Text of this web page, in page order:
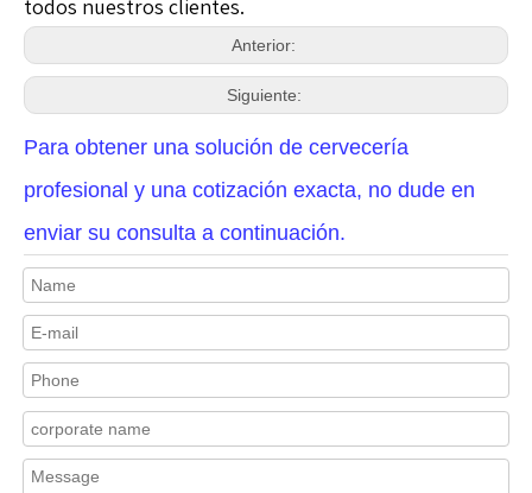
todos nuestros clientes.
Anterior:
Siguiente:
Para obtener una solución de cervecería
profesional y una cotización exacta, no dude en
enviar su consulta a continuación.